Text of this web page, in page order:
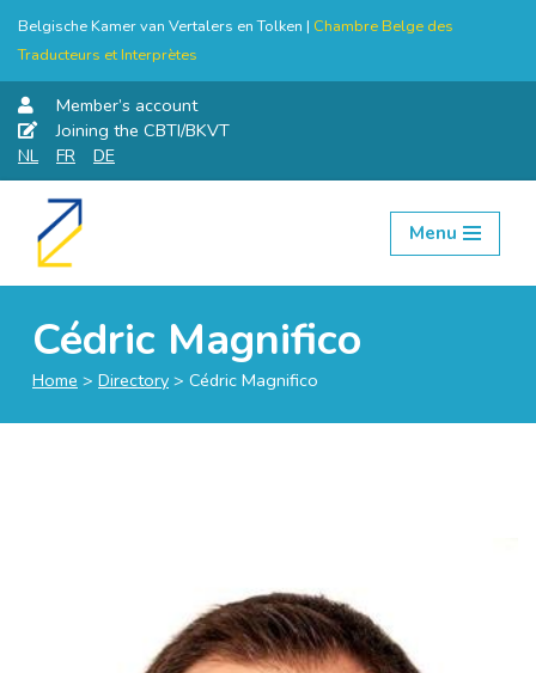
Belgische Kamer van Vertalers en Tolken | Chambre Belge des
Traducteurs et Interprètes
Member’s account
Joining the CBTI/BKVT
NL
FR DE
Skip
Menu
Cédric Magnifico
Home > Directory > Cédric Magnifico